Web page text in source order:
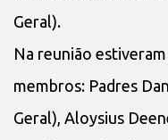
Geral).
Na reunião
membros: Padres
Geral), Aloysius